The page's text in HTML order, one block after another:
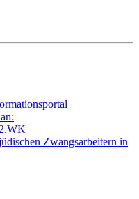
Zwangsarbeitern in